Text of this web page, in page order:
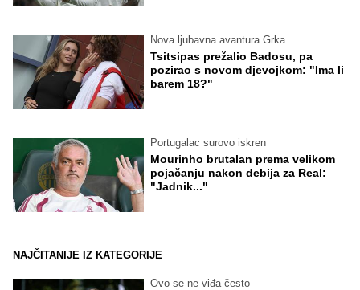
Nova ljubavna avantura Grka
Tsitsipas prežalio Badosu, pa
pozirao s novom djevojkom: "Ima li
barem 18?"
Portugalac surovo iskren
Mourinho brutalan prema velikom
pojačanju nakon debija za Real:
"Jadnik..."
NAJČITANIJE IZ KATEGORIJE
Ovo se ne viđa često